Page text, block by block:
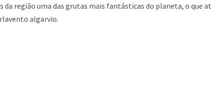
da região uma das grutas mais fantásticas do planeta, o que
algarvio.